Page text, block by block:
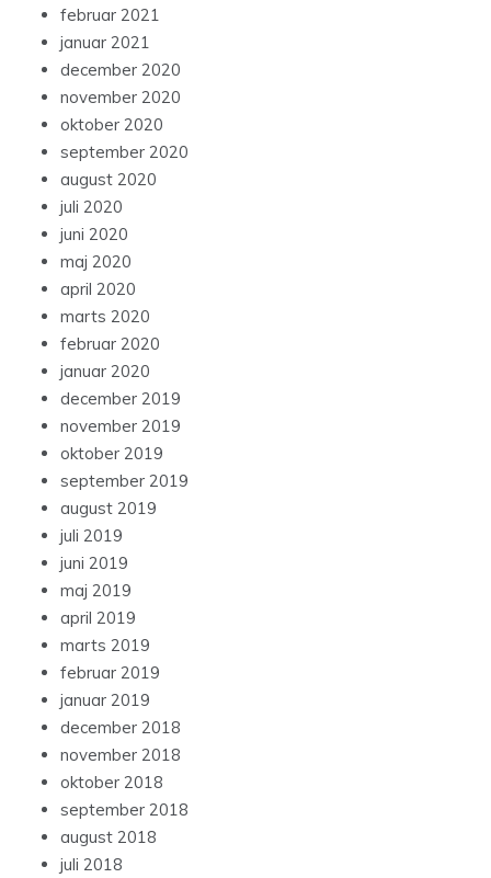
februar 2021
januar 2021
december 2020
november 2020
oktober 2020
september 2020
august 2020
juli 2020
juni 2020
maj 2020
april 2020
marts 2020
februar 2020
januar 2020
december 2019
november 2019
oktober 2019
september 2019
august 2019
juli 2019
juni 2019
maj 2019
april 2019
marts 2019
februar 2019
januar 2019
december 2018
november 2018
oktober 2018
september 2018
august 2018
juli 2018